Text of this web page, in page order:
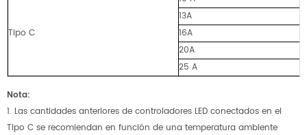
Tipo C
13A
16A
20A
25 A
Nota:
1. Las cantidades anteriores de controladores LED conectados en el
Tipo C se recomiendan en función de una temperatura ambiente